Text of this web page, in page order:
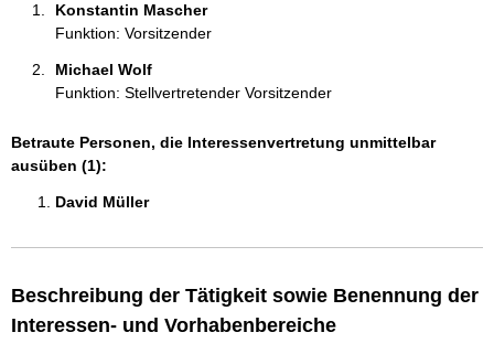
Konstantin Mascher
Funktion: Vorsitzender
Michael Wolf
Funktion: Stellvertretender Vorsitzender
Betraute Personen, die Interessenvertretung unmittelbar
ausüben (1):
David Müller
Beschreibung der Tätigkeit sowie Benennung der
Interessen- und Vorhabenbereiche